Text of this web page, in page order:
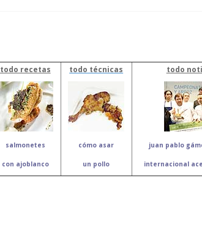
todo recetas
salmonetes
con ajoblanco
todo técnicas
cómo asar
un pollo
todo
juan pablo
internacional